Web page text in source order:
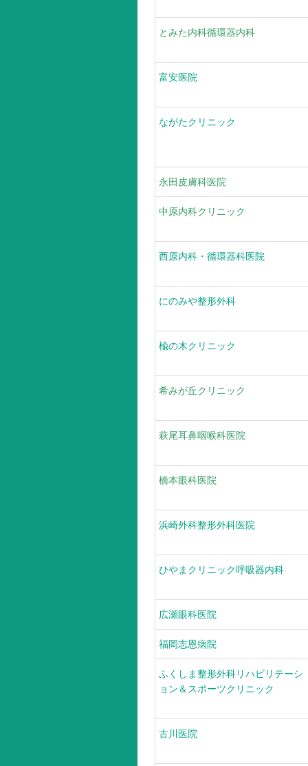
とみた内科循環器内科
富安医院
ながたクリニック
永田皮膚科医院
中原内科クリニック
西原内科・循環器科医院
にのみや整形外科
楡の木クリニック
希みが丘クリニック
萩尾耳鼻咽喉科医院
橋本眼科医院
浜崎外科整形外科医院
ひやまクリニック呼吸器内科
広瀬眼科医院
福岡志恩病院
ふくしま整形外科リハビリテーシ
ョン＆スポーツクリニック
古川医院